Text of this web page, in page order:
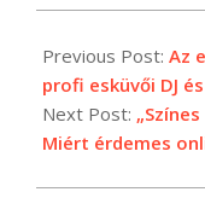
02-
23
Previous Post: Az
profi esküvői DJ
Next Post:
Miért érdemes